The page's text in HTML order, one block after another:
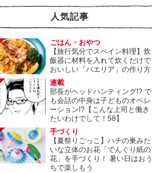
人気記事
ごはん・おやつ
【旅行気分でスペイン料理】炊
飯器に材料を入れて炊くだけで
おいしい「パエリア」の作り方
連載
部長がヘッドハンティング!? で
も会話の中身は子どものオペレ
ーション!?【こんな上司と働き
たいわけでして！58】
手づくり
【夏祭りごっこ】ハチの巣みた
いな立体のお花「でんぐり紙の
花」を手づくり！ 暑い日はおう
ちで楽しもう